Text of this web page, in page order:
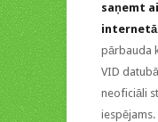
saņemt
pārbauda
VID
neoficiāli